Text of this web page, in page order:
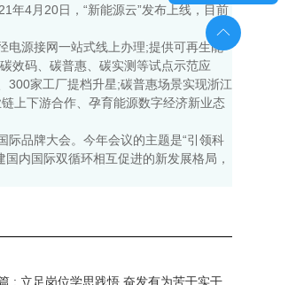
年4月20日，“新能源云”发布上线，目前
电源接网一站式线上办理;提供可再生能
效码、碳普惠、碳实测等试点示范应
300家工厂提档升星;碳普惠场景实现浙江
上下游合作、孕育能源数字经济新业态
际品牌大会。今年会议的主题是“引领科
内国际双循环相互促进的新发展格局，
: 立足岗位学思践悟 奋发有为苦干实干